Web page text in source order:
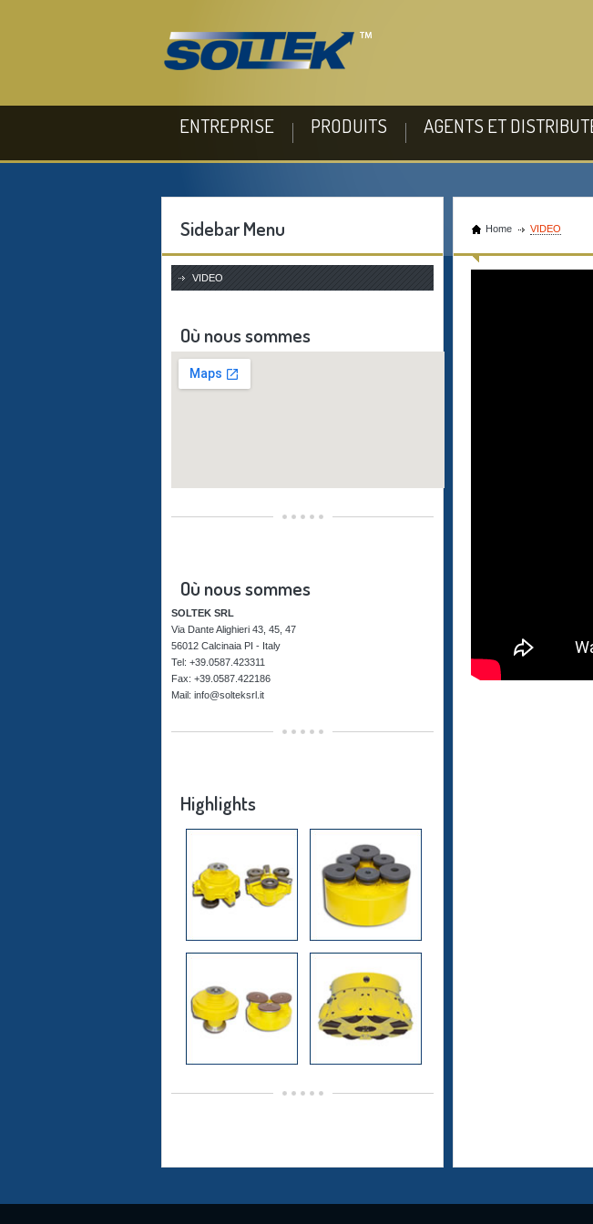
ENTREPRISE PRODUITS AGENTS ET
Sidebar Menu Home VIDEO
VIDEO
Où nous sommes
Où nous sommes
SOLTEK SRL
Via Dante Alighieri 43, 45, 47
56012 Calcinaia PI - Italy
Tel: +39.0587.423311
Fax: +39.0587.422186
Mail: info@solteksrl.it
Highlights